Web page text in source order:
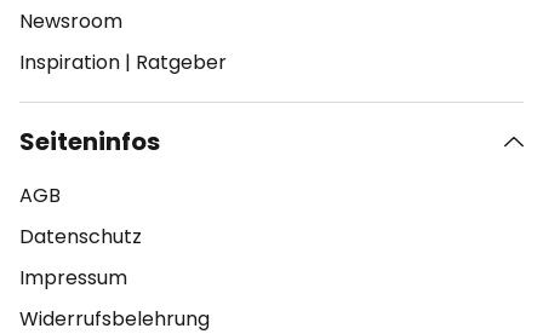
Newsroom
Inspiration | Ratgeber
Seiteninfos
AGB
Datenschutz
Impressum
Widerrufsbelehrung